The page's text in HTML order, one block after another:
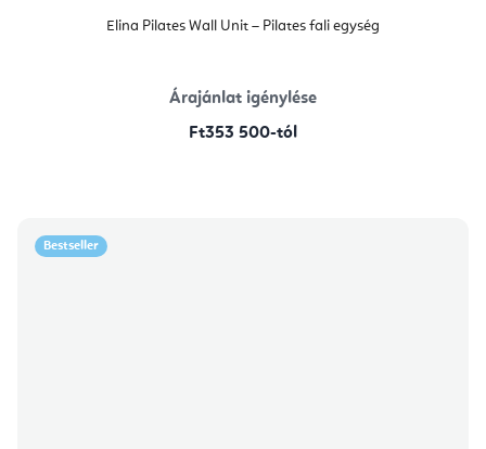
Elina Pilates Wall Unit – Pilates fali egység
Árajánlat igénylése
Ft353 500-tól
Bestseller